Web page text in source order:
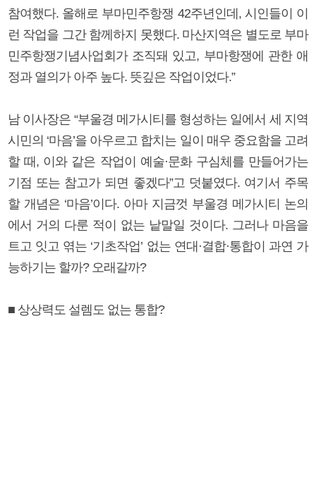
참여했다. 올해로 부마민주항쟁 42주년인데, 시인들이 이
런 작업을 그간 함께하지 못했다. 마산지역은 별도로 부마
민주항쟁기념사업회가 조직돼 있고, 부마항쟁에 관한 애
정과 열의가 아주 높다. 뜻깊은 작업이었다.”
남 이사장은 “부울경 메가시티를 형성하는 일에서 세 지역
시민의 ‘마음’을 아우르고 합치는 일이 매우 중요함을 고려
할 때, 이와 같은 작업이 예술·문화 구심체를 만들어가는
기점 또는 참고가 되면 좋겠다”고 덧붙였다. 여기서 주목
할 개념은 ‘마음’이다. 아마 지금껏 부울경 메가시티 논의
에서 거의 다룬 적이 없는 낱말일 것이다. 그러나 마음을
트고 잇고 엮는 ‘기초작업’ 없는 연대·결합·통합이 과연 가
능하기는 할까? 오래갈까?
■ 상상력도 설렘도 없는 통합?